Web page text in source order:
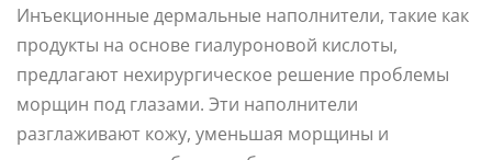
Инъекционные дермальные наполнители, такие как
продукты на основе гиалуроновой кислоты,
предлагают нехирургическое решение проблемы
морщин под глазами. Эти наполнители
разглаживают кожу, уменьшая морщины и